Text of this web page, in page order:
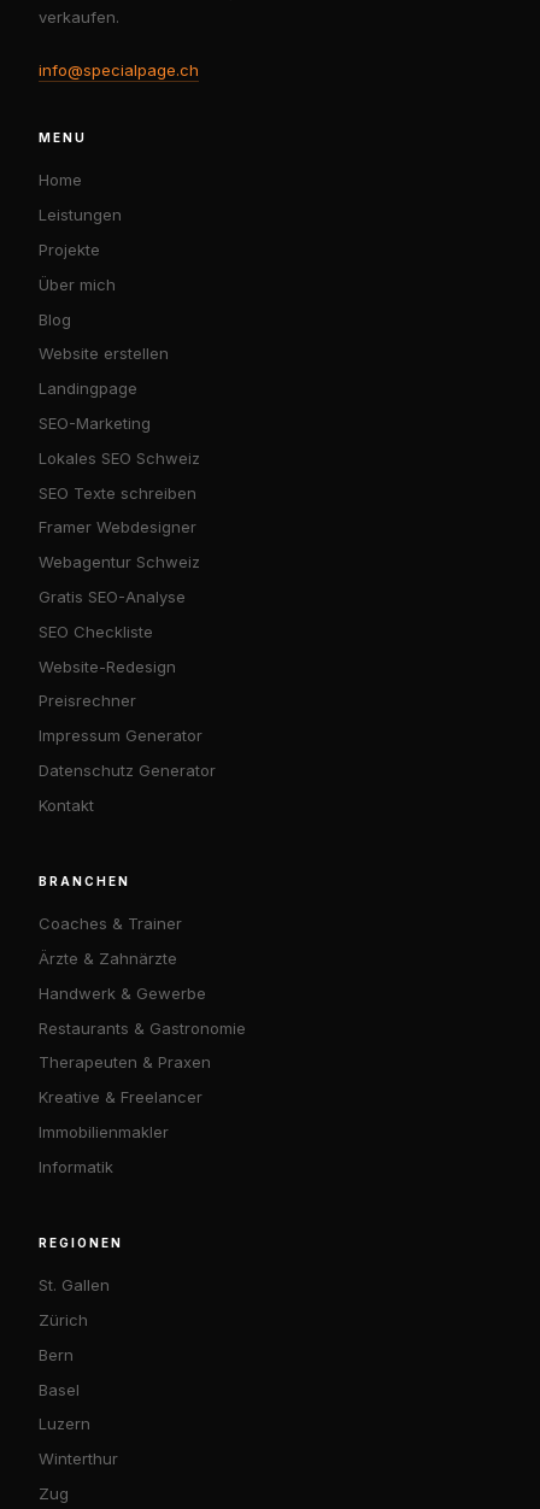
verkaufen.
info@specialpage.ch
MENU
Home
Leistungen
Projekte
Über mich
Blog
Website erstellen
Landingpage
SEO-Marketing
Lokales SEO Schweiz
SEO Texte schreiben
Framer Webdesigner
Webagentur Schweiz
Gratis SEO-Analyse
SEO Checkliste
Website-Redesign
Preisrechner
Impressum Generator
Datenschutz Generator
Kontakt
BRANCHEN
Coaches & Trainer
Ärzte & Zahnärzte
Handwerk & Gewerbe
Restaurants & Gastronomie
Therapeuten & Praxen
Kreative & Freelancer
Immobilienmakler
Informatik
REGIONEN
St. Gallen
Zürich
Bern
Basel
Luzern
Winterthur
Zug